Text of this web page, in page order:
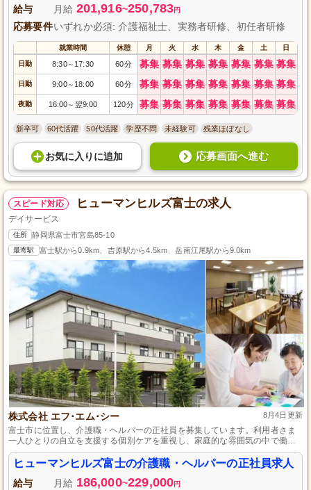
給与 月給 201,916~250,783円
応募要件いずれか必須: 介護福祉士、実務者研修、初任者研修
就業時間 休憩 月 火 水 木 金 土 日
日勤 8:30～ 17:30 60分 募集 募集 募集 募集 募集 募集 募集
日勤 9:00～ 18:00 60分 募集 募集 募集 募集 募集 募集 募集
夜勤 16:00～ 翌9:00 120分 募集 募集 募集 募集 募集 募集 募集
新卒可 60代活躍 50代活躍 学歴不問 未経験可 残業ほぼなし
お気に入り に追加 応募画面へ進む
スピード対応 ヒューマンヒルズ富士の求人
デイサービス
住所 静岡県富士市宮島85-10
最寄駅 富士駅から0.9km、吉原駅から4.5km、岳南江尾駅から9.0km
株式会社 エフ･エム･シー 8月4日更新
富士市に位置し、介護職・ヘルパーの正社員を募集しています。利用者さま
一人ひとりの自立を支援する個別ケアを重視し、家庭的な雰囲気の中で働け
ます。初任者研修資格を持つ方であれば、実務未経験でも歓迎。託児所があ
り、子育て中の方も安心して長期にわたり活躍できる環境を整えています。
ヒューマンヒルズ富士の介護職・ヘルパーの正社員求人
給与 月給 186,000~229,000円